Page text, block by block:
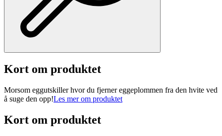
Kort om produktet
Morsom eggutskiller hvor du fjerner eggeplommen fra den hvite ved
å suge den opp!Les mer om produktet
Kort om produktet